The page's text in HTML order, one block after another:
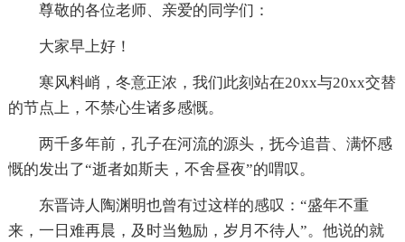
尊敬的各位老师、亲爱的同学们：
大家早上好！
寒风料峭，冬意正浓，我们此刻站在20xx与20xx交替
的节点上，不禁心生诸多感慨。
两千多年前，孔子在河流的源头，抚今追昔、满怀感
慨的发出了“逝者如斯夫，不舍昼夜”的喟叹。
东晋诗人陶渊明也曾有过这样的感叹：“盛年不重
来，一日难再晨，及时当勉励，岁月不待人”。他说的就